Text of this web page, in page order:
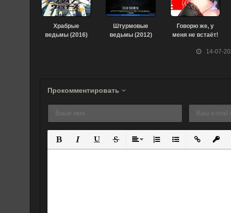
14-07-
Храбрые
ведьмы (2016)
Штурмовые
ведьмы (2012)
Говорю же, у
меня не встаёт!
Прокомментировать
Полужирный
КурсивПодчеркнутый
ЗачеркнутыйВыравнивание
Нумерованный список
Маркированный
Вставить